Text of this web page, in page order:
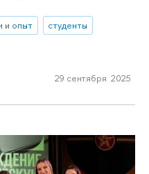
и опыт
студенты
29 сентября 2025